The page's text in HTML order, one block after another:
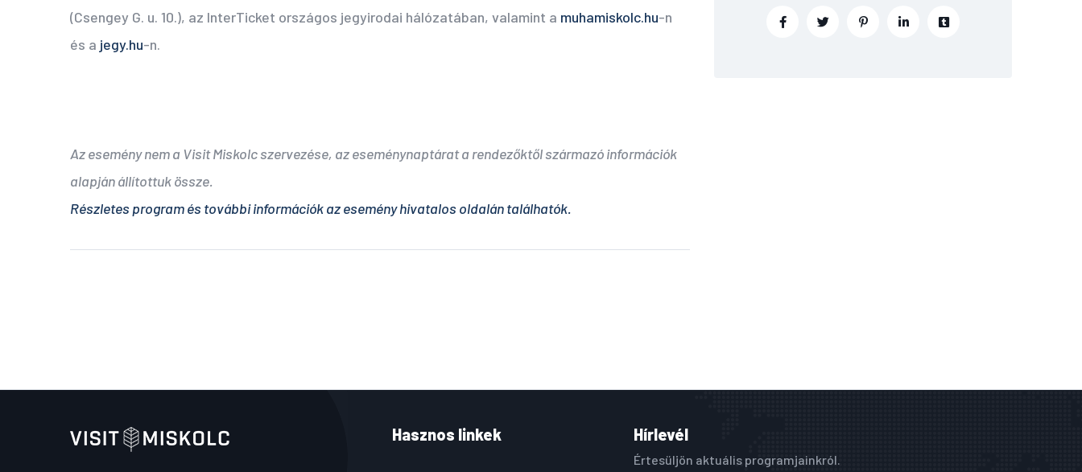
(Csengey G. u. 10.), az InterTicket országos jegyirodai hálózatában, valamint a muhamiskolc.hu-n
és a jegy.hu-n.
Az esemény nem a Visit Miskolc szervezése, az eseménynaptárat a rendezőktől származó információk
alapján állítottuk össze.
Részletes program és további információk az esemény hivatalos oldalán találhatók.
Hasznos linkek Hírlevél
Értesüljön aktuális programjainkról.